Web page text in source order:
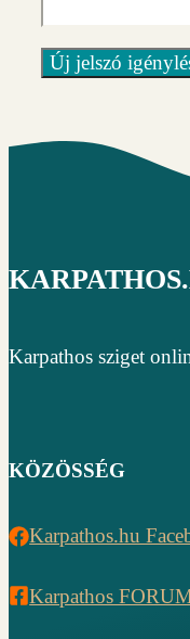
Új jelszó
Karpathos sziget
KÖZÖSSÉG
Karpathos.hu
Karpathos